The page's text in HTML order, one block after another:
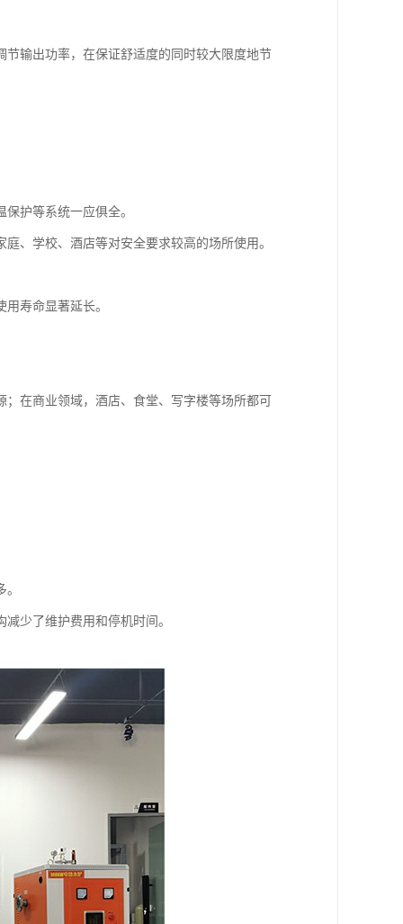
输出功率，在保证舒适度的同时较大限度地节
护等系统一应俱全。
、学校、酒店等对安全要求较高的场所使用。
寿命显著延长。
在商业领域，酒店、食堂、写字楼等场所都可
少了维护费用和停机时间。